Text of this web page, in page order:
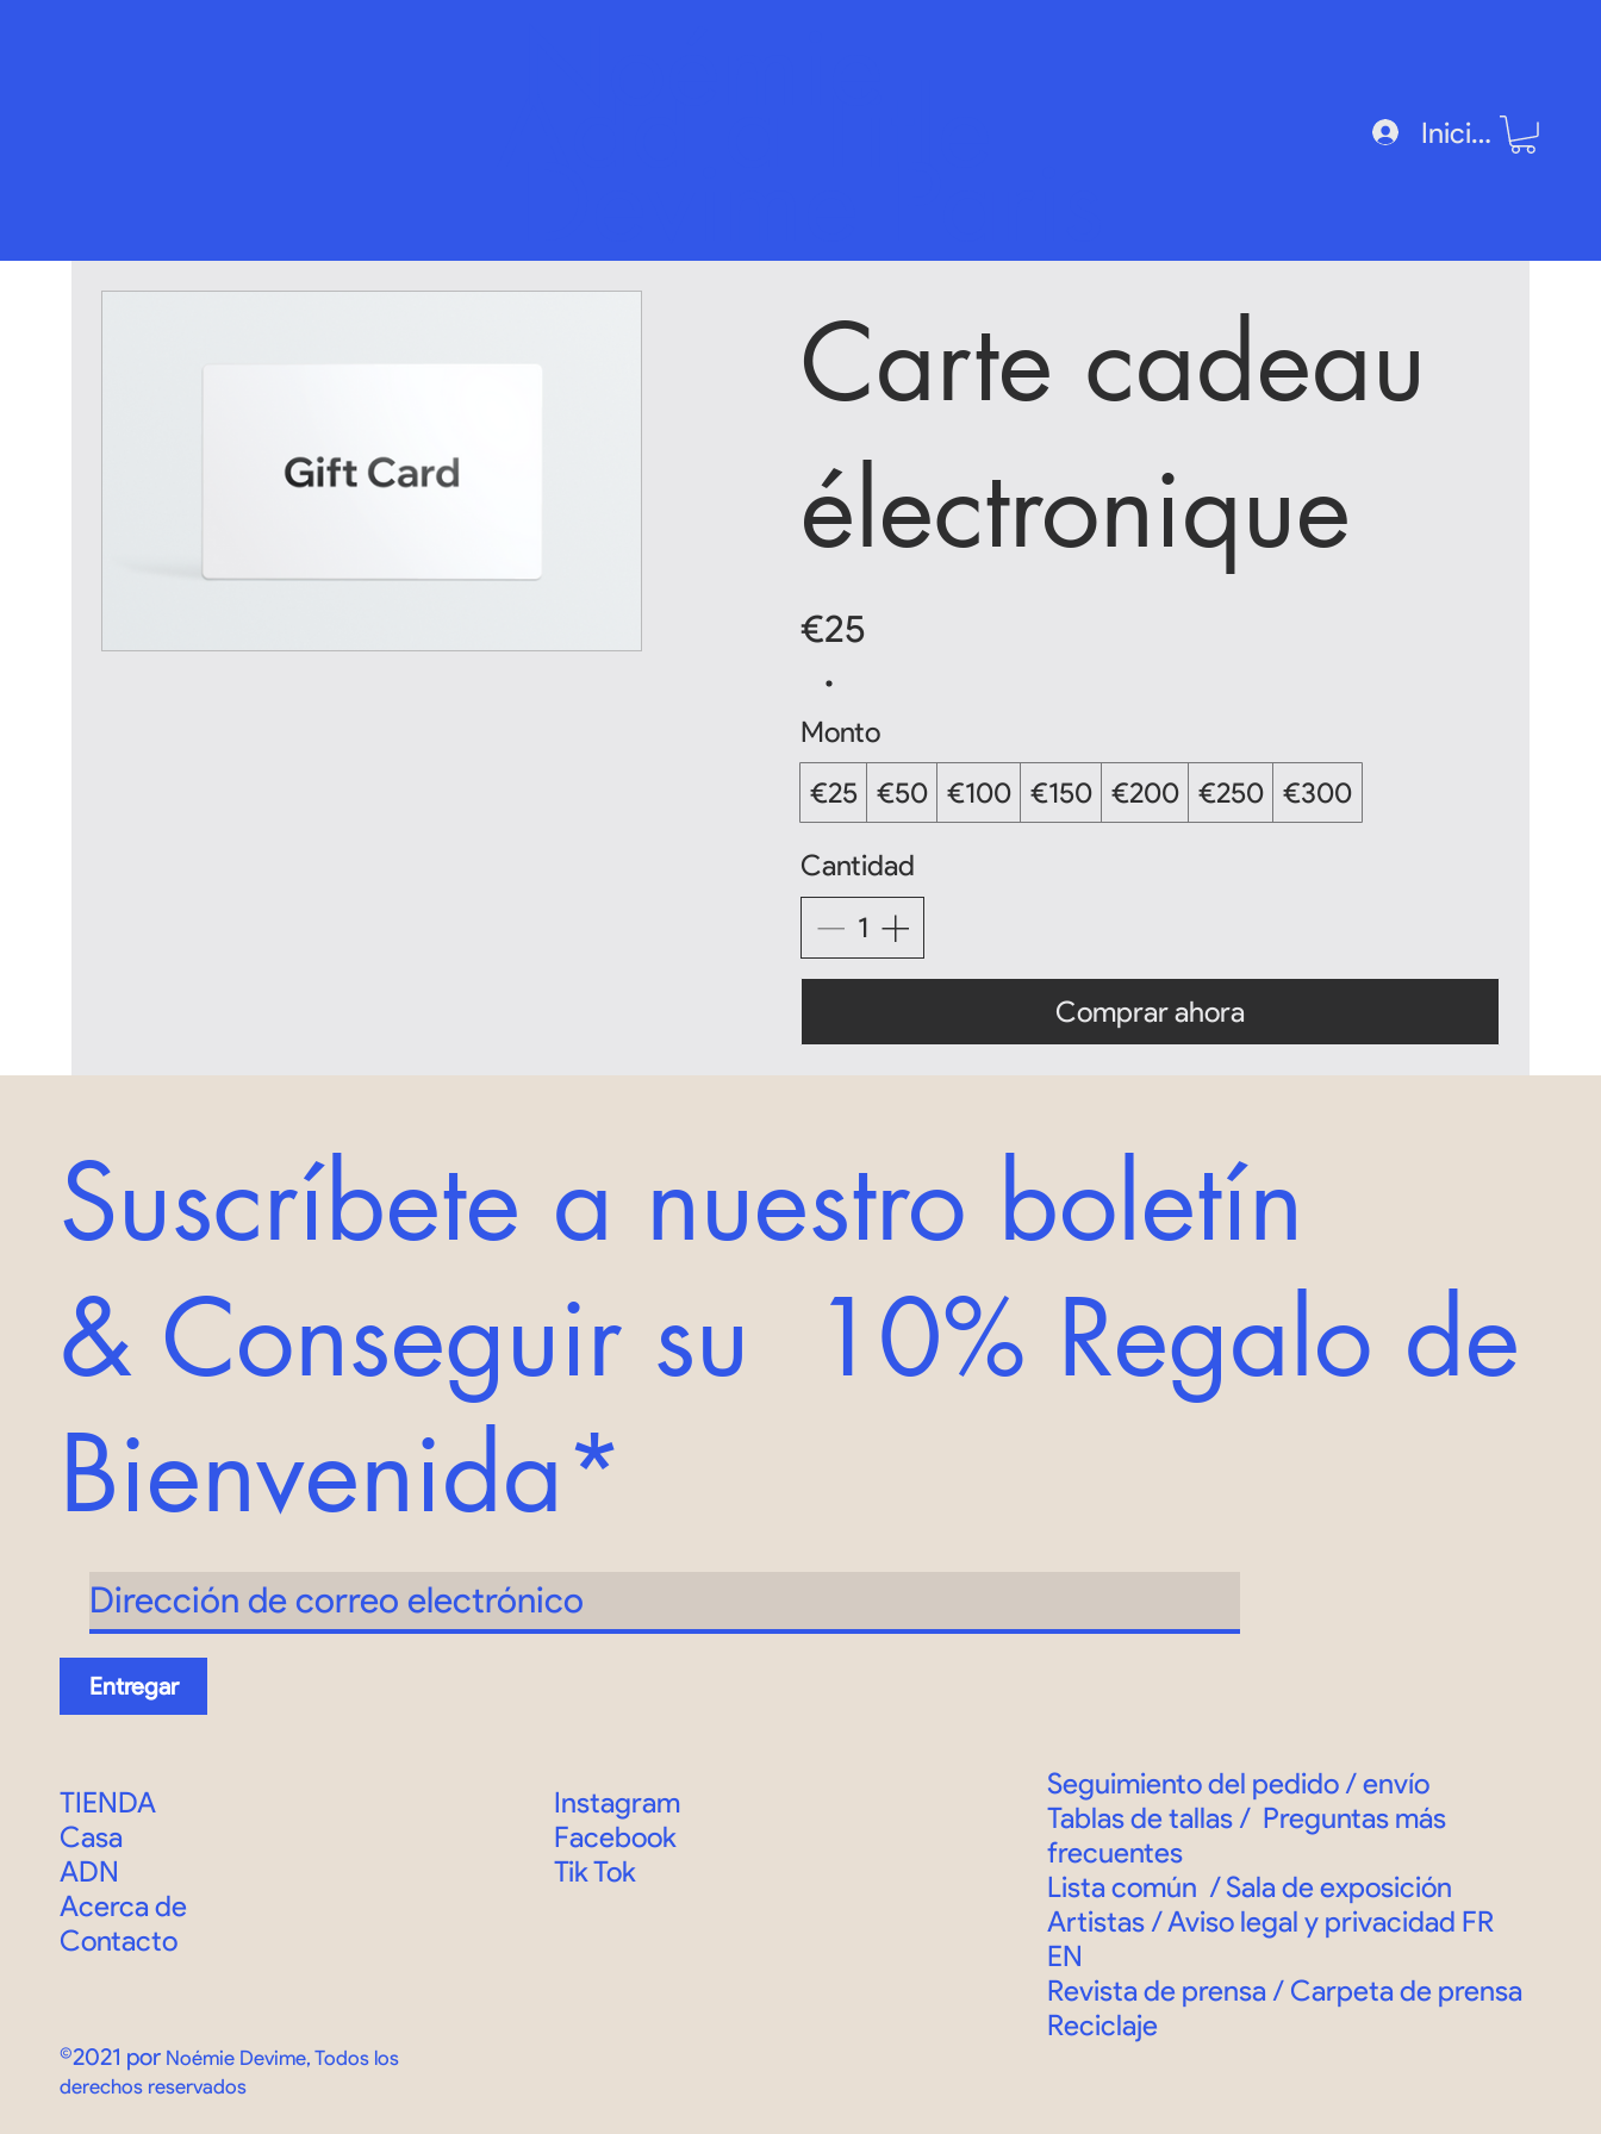
Iniciar sesión
Carte cadeau
électronique
€25
Monto
€25 €50 €100 €150 €200 €250 €300
Cantidad
Comprar ahora
Entregar
Suscríbete a nuestro boletín
& Conseguir su 10% Regalo de
Bienvenida*
TIENDA
Casa
ADN
Acerca de
Contacto
Instagram
Facebook
Tik Tok
©2021 por Noémie Devime, Todos los
derechos reservados
Seguimiento del pedido/envío
Tablas de tallas/ Preguntas más
frecuentes
Lista común /Sala de exposición
Artistas / Aviso legal y privacidad FR
EN
Revista de prensa / Carpeta de prensa
Reciclaje